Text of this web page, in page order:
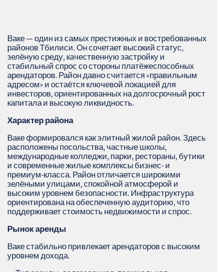
Ваке — один из самых престижных и востребованных
районов Тбилиси. Он сочетает высокий статус,
зелёную среду, качественную застройку и
стабильный спрос со стороны платёжеспособных
арендаторов. Район давно считается «правильным
адресом» и остаётся ключевой локацией для
инвесторов, ориентированных на долгосрочный рост
капитала и высокую ликвидность.
Характер района
Ваке формировался как элитный жилой район. Здесь
расположены посольства, частные школы,
международные колледжи, парки, рестораны, бутики
и современные жилые комплексы бизнес‑ и
премиум‑класса. Район отличается широкими
зелёными улицами, спокойной атмосферой и
высоким уровнем безопасности. Инфраструктура
ориентирована на обеспеченную аудиторию, что
поддерживает стоимость недвижимости и спрос.
Рынок аренды
Ваке стабильно привлекает арендаторов с высоким
уровнем дохода.